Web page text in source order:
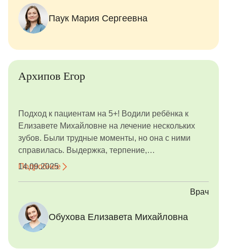
условиях ограниченного времени, когда поначалу
малыш не способен подолгу сидеть в кресле.
Паук Мария Сергеевна
Архипов Егор
Подход к пациентам на 5+! Водили ребёнка к
Елизавете Михайловне на лечение нескольких
зубов. Были трудные моменты, но она с ними
справилась. Выдержка, терпение,
профессионализм, чуткость, общительность. Мы
Подробнее
14.09.2025
Врач
Обухова Елизавета Михайловна